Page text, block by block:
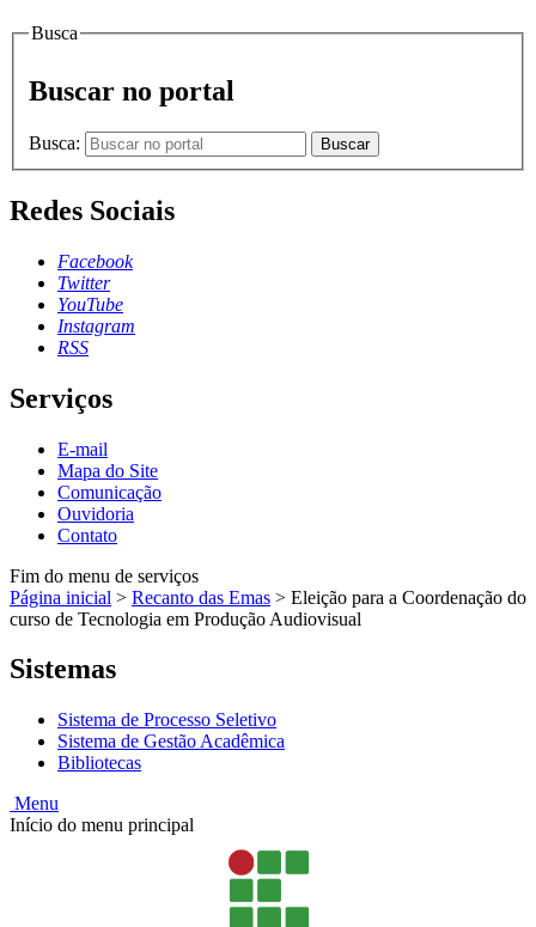
Busca
Buscar no portal
Busca: Buscar
Redes Sociais
Facebook
Twitter
YouTube
Instagram
RSS
Serviços
E-mail
Mapa do Site
Comunicação
Ouvidoria
Contato
Fim do menu de serviços
Página inicial > Recanto das Emas > Eleição para a Coordenação do
curso de Tecnologia em Produção Audiovisual
Sistemas
Sistema de Processo Seletivo
Sistema de Gestão Acadêmica
Bibliotecas
Menu
Início do menu principal